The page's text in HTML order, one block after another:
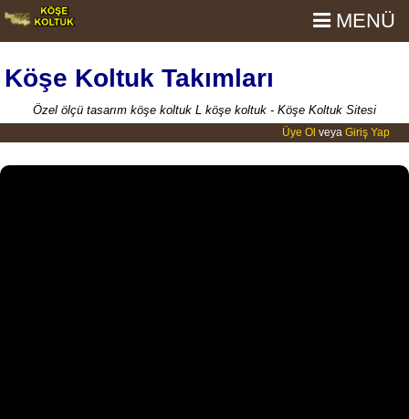
Köşe Koltuk Takımları
MENÜ
Özel ölçü tasarım köşe koltuk L köşe koltuk - Köşe Koltuk Sitesi
Üye Ol veya Giriş Yap